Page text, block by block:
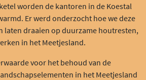
worden de kantoren in de Koestal
Er werd onderzocht hoe we deze
laten draaien op duurzame houtresten,
in het Meetjesland.
voor het behoud van de
in het Meetjesland